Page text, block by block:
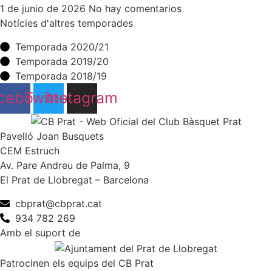
1 de junio de 2026 No hay comentarios
Notícies d'altres temporades
Temporada 2020/21
Temporada 2019/20
Temporada 2018/19
Twitter
Instagram
Pavelló Joan Busquets
CEM Estruch
Av. Pare Andreu de Palma, 9
El Prat de Llobregat – Barcelona
cbprat@cbprat.cat
934 782 269
Amb el suport de
Patrocinen els equips del CB Prat